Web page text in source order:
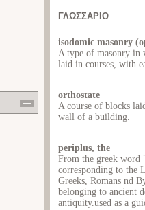
ΓΛΩΣΣΑΡΙΟ
isodomic masonry
A type of masonry in
laid in courses, with
orthostate
A course of blocks
wall of a building.
periplus, the
From the greek word
corresponding to the
Greeks, Romans nd
belonging to ancient
antiquity.used as a